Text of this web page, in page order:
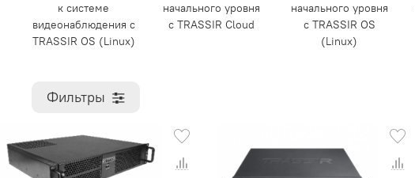
к системе
видеонаблюдения с
TRASSIR OS (Linux)
начального уровня
с TRASSIR Cloud
начального уровня
с TRASSIR OS
(Linux)
Фильтры